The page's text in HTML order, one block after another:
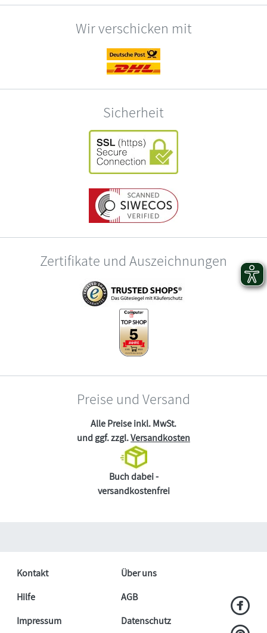
Wir verschicken mit
Sicherheit
Zertifikate und Auszeichnungen
Preise und Versand
Alle Preise inkl. MwSt.
und ggf. zzgl.Versandkosten
Buch dabei -
versandkostenfrei
Kontakt
Über uns
Hilfe
AGB
Impressum
Datenschutz